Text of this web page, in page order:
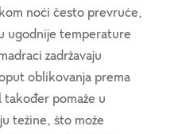
noći često prevruće,
ugodnije temperature
zadržavaju
oblikovanja prema
pomaže u
težine, što može